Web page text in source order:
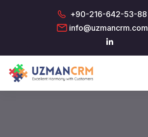
+90-216-642-53-88
info@uzmancrm.com